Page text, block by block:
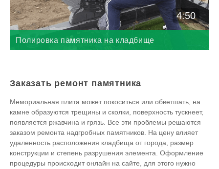
4:50
Полировка памятника на кладбище
Заказать ремонт памятника
Мемориальная плита может покоситься или обветшать, на
камне образуются трещины и сколки, поверхность тускнеет,
появляется ржавчина и грязь. Все эти проблемы решаются
заказом ремонта надгробных памятников. На цену влияет
удаленность расположения кладбища от города, размер
конструкции и степень разрушения элемента. Оформление
процедуры происходит онлайн на сайте, для этого нужно